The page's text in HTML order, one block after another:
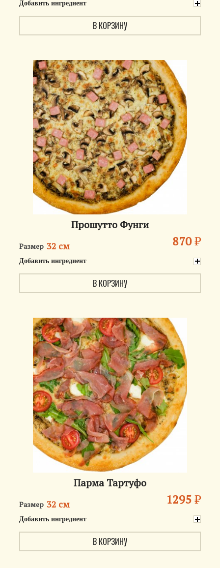
Добавить ингредиент
В КОРЗИНУ
Прошутто Фунги
Размер 32 см 870₽
Добавить ингредиент
В КОРЗИНУ
Парма Тартуфо
Размер 32 см 1295₽
Добавить ингредиент
В КОРЗИНУ